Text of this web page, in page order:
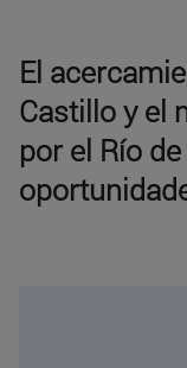
El
Castillo y el
por el Río